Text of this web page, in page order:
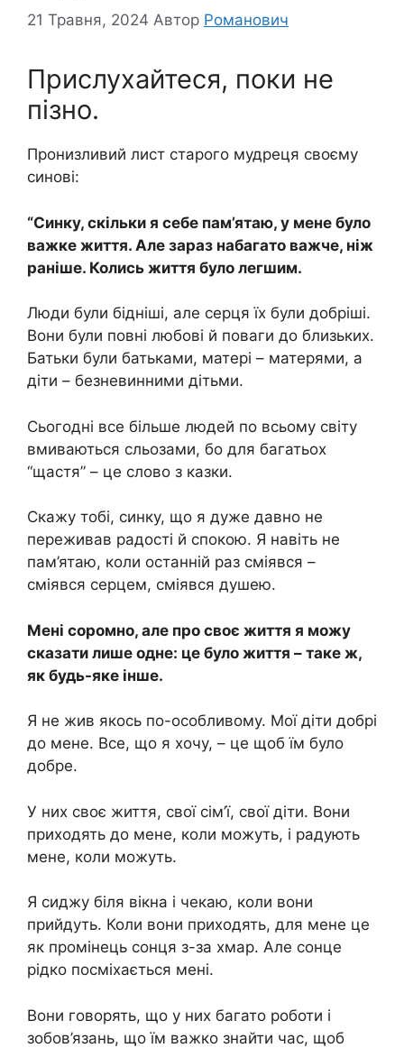
21 Травня, 2024 Автор Романович
Прислухайтеся, поки не
пізно.
Пронизливий лист старого мудреця своєму
синові:
“Синку, скільки я себе пам’ятаю, у мене було
важке життя. Але зараз набагато важче, ніж
раніше. Колись життя було легшим.
Люди були бідніші, але серця їх були добріші.
Вони були повні любові й поваги до близьких.
Батьки були батьками, матері – матерями, а
діти – безневинними дітьми.
Сьогодні все більше людей по всьому світу
вмиваються сльозами, бо для багатьох
“щастя” – це слово з казки.
Скажу тобі, синку, що я дуже давно не
переживав радості й спокою. Я навіть не
пам’ятаю, коли останній раз сміявся –
сміявся серцем, сміявся душею.
Мені соромно, але про своє життя я можу
сказати лише одне: це було життя – таке ж,
як будь-яке інше.
Я не жив якось по-особливому. Мої діти добрі
до мене. Все, що я хочу, – це щоб їм було
добре.
У них своє життя, свої сім’ї, свої діти. Вони
приходять до мене, коли можуть, і радують
мене, коли можуть.
Я сиджу біля вікна і чекаю, коли вони
прийдуть. Коли вони приходять, для мене це
як промінець сонця з-за хмар. Але сонце
рідко посміхається мені.
Вони говорять, що у них багато роботи і
зобов’язань, що їм важко знайти час, щоб